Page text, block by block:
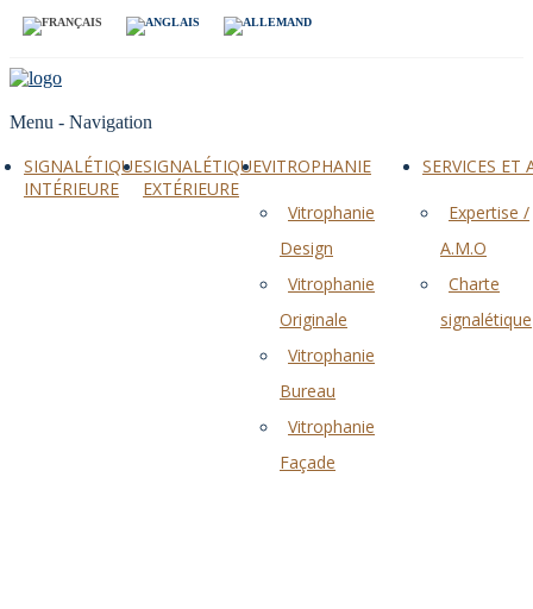
Menu - Navigation
SIGNALÉTIQUE
INTÉRIEURE
SIGNALÉTIQUE
EXTÉRIEURE
VITROPHANIE
Vitrophanie
Design
Vitrophanie
Originale
Vitrophanie
Bureau
Vitrophanie
Façade
SERVICES ET
Expertise /
A.M.O
Charte
signalétique